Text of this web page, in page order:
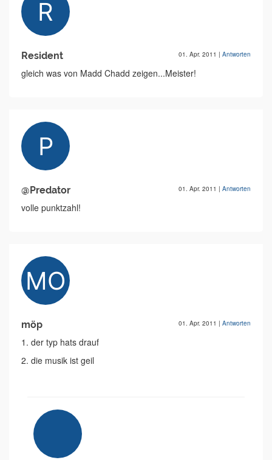
Resident 01. Apr. 2011 | Antworten
gleich was von Madd Chadd zeigen...Meister!
@Predator 01. Apr. 2011 | Antworten
volle punktzahl!
möp 01. Apr. 2011 | Antworten
1. der typ hats drauf
2. die musik ist geil